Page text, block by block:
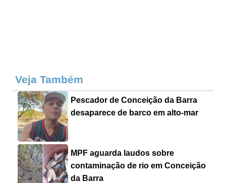
Veja Também
Pescador de Conceição da Barra
desaparece de barco em alto-mar
MPF aguarda laudos sobre
contaminação de rio em Conceição
da Barra